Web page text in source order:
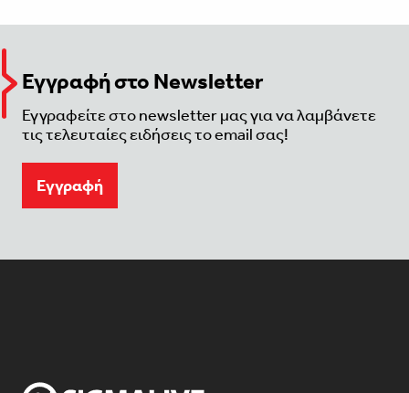
Εγγραφή στο Newsletter
Εγγραφείτε στο newsletter μας για να λαμβάνετε
τις τελευταίες ειδήσεις το email σας!
Eγγραφή